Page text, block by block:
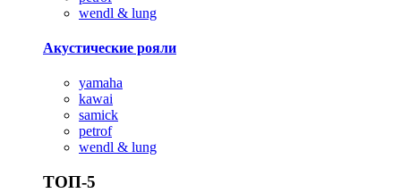
wendl & lung
Акустические рояли
yamaha
kawai
samick
petrof
wendl & lung
ТОП-5